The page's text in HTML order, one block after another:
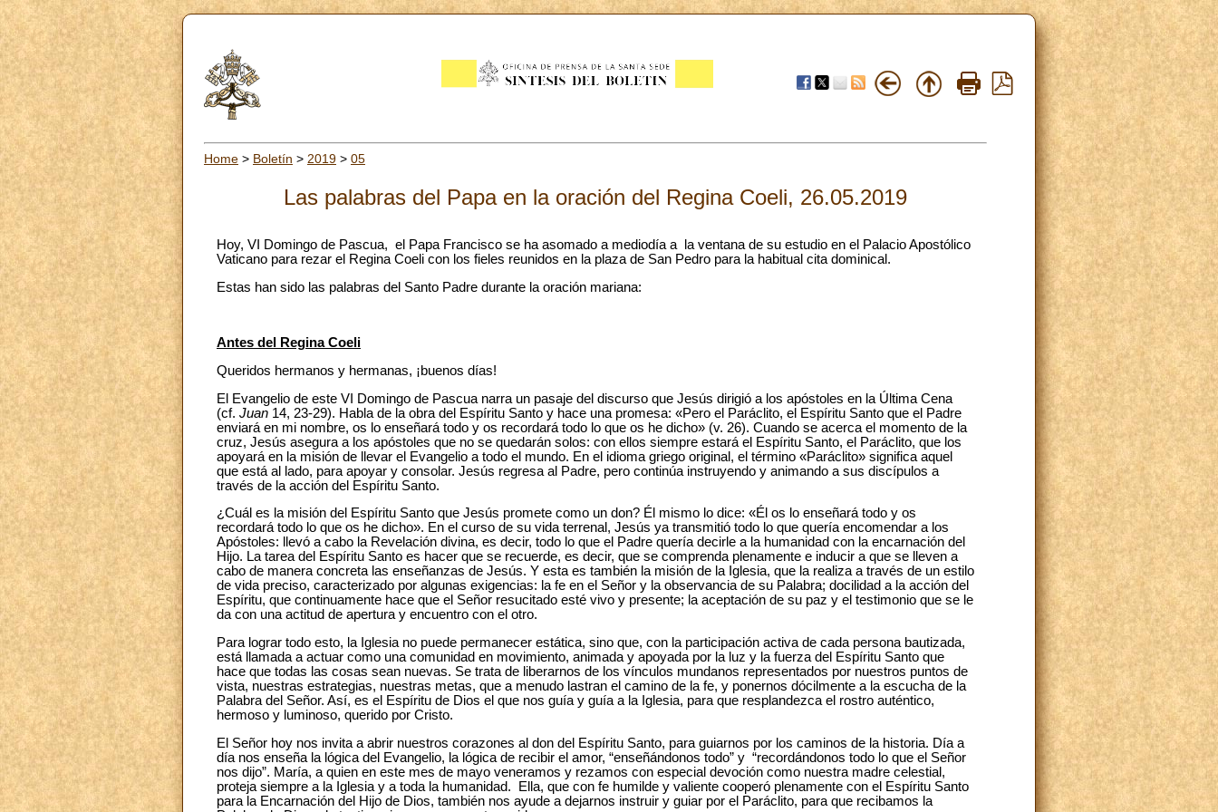
Home > Boletín > 2019 > 05
Las palabras del Papa en la oración del Regina Coeli, 26.05.2019
Hoy, VI Domingo de Pascua, el Papa Francisco se ha asomado a mediodía a la ventana de su estudio en el Palacio Apostólico
Vaticano para rezar el Regina Coeli con los fieles reunidos en la plaza de San Pedro para la habitual cita dominical.
Estas han sido las palabras del Santo Padre durante la oración mariana:
Antes del Regina Coeli
Queridos hermanos y hermanas, ¡buenos días!
El Evangelio de este VI Domingo de Pascua narra un pasaje del discurso que Jesús dirigió a los apóstoles en la Última Cena
(cf. Juan 14, 23-29). Habla de la obra del Espíritu Santo y hace una promesa: «Pero el Paráclito, el Espíritu Santo que el Padre
enviará en mi nombre, os lo enseñará todo y os recordará todo lo que os he dicho» (v. 26). Cuando se acerca el momento de la
cruz, Jesús asegura a los apóstoles que no se quedarán solos: con ellos siempre estará el Espíritu Santo, el Paráclito, que los
apoyará en la misión de llevar el Evangelio a todo el mundo. En el idioma griego original, el término «Paráclito» significa aquel
que está al lado, para apoyar y consolar. Jesús regresa al Padre, pero continúa instruyendo y animando a sus discípulos a
través de la acción del Espíritu Santo.
¿Cuál es la misión del Espíritu Santo que Jesús promete como un don? Él mismo lo dice: «Él os lo enseñará todo y os
recordará todo lo que os he dicho». En el curso de su vida terrenal, Jesús ya transmitió todo lo que quería encomendar a los
Apóstoles: llevó a cabo la Revelación divina, es decir, todo lo que el Padre quería decirle a la humanidad con la encarnación del
Hijo. La tarea del Espíritu Santo es hacer que se recuerde, es decir, que se comprenda plenamente e inducir a que se lleven a
cabo de manera concreta las enseñanzas de Jesús. Y esta es también la misión de la Iglesia, que la realiza a través de un estilo
de vida preciso, caracterizado por algunas exigencias: la fe en el Señor y la observancia de su Palabra; docilidad a la acción del
Espíritu, que continuamente hace que el Señor resucitado esté vivo y presente; la aceptación de su paz y el testimonio que se le
da con una actitud de apertura y encuentro con el otro.
Para lograr todo esto, la Iglesia no puede permanecer estática, sino que, con la participación activa de cada persona bautizada,
está llamada a actuar como una comunidad en movimiento, animada y apoyada por la luz y la fuerza del Espíritu Santo que
hace que todas las cosas sean nuevas. Se trata de liberarnos de los vínculos mundanos representados por nuestros puntos de
vista, nuestras estrategias, nuestras metas, que a menudo lastran el camino de la fe, y ponernos dócilmente a la escucha de la
Palabra del Señor. Así, es el Espíritu de Dios el que nos guía y guía a la Iglesia, para que resplandezca el rostro auténtico,
hermoso y luminoso, querido por Cristo.
El Señor hoy nos invita a abrir nuestros corazones al don del Espíritu Santo, para guiarnos por los caminos de la historia. Día a
día nos enseña la lógica del Evangelio, la lógica de recibir el amor, “enseñándonos todo” y “recordándonos todo lo que el Señor
nos dijo”. María, a quien en este mes de mayo veneramos y rezamos con especial devoción como nuestra madre celestial,
proteja siempre a la Iglesia y a toda la humanidad. Ella, que con fe humilde y valiente cooperó plenamente con el Espíritu Santo
para la Encarnación del Hijo de Dios, también nos ayude a dejarnos instruir y guiar por el Paráclito, para que recibamos la